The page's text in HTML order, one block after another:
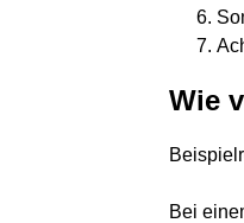
Wie
Bei